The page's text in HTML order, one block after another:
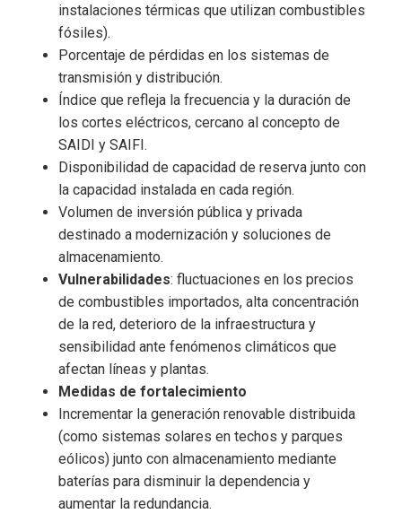
instalaciones térmicas que utilizan combustibles
fósiles).
Porcentaje de pérdidas en los sistemas de
transmisión y distribución.
Índice que refleja la frecuencia y la duración de
los cortes eléctricos, cercano al concepto de
SAIDI y SAIFI.
Disponibilidad de capacidad de reserva junto con
la capacidad instalada en cada región.
Volumen de inversión pública y privada
destinado a modernización y soluciones de
almacenamiento.
Vulnerabilidades: fluctuaciones en los precios
de combustibles importados, alta concentración
de la red, deterioro de la infraestructura y
sensibilidad ante fenómenos climáticos que
afectan líneas y plantas.
Medidas de fortalecimiento
Incrementar la generación renovable distribuida
(como sistemas solares en techos y parques
eólicos) junto con almacenamiento mediante
baterías para disminuir la dependencia y
aumentar la redundancia.